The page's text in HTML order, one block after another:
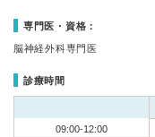
専門医・資格：
脳神経外科専門医
診療時間
09:00-12:00